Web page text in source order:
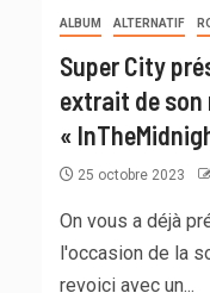
ALBUM ALTERNATIF
Super City
extrait de son
«
25 octobre 2023
On vous a déjà
l'occasion de la
revoici avec un...